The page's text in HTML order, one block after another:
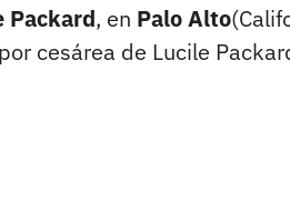
Packard, en Palo Alto
cesárea de Lucile